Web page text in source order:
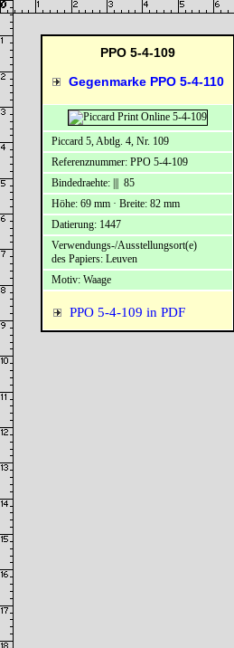
PPO 5-4-109
Gegenmarke PPO 5-4-110
PPO 5-4-109 in PDF
Piccard 5, Abtlg. 4, Nr. 109
Referenznummer: PPO 5-4-109
Bindedraehte: ||| 85
Höhe: 69 mm · Breite: 82 mm
Datierung: 1447
Verwendungs-/Ausstellungsort(e)
des Papiers: Leuven
Motiv: Waage